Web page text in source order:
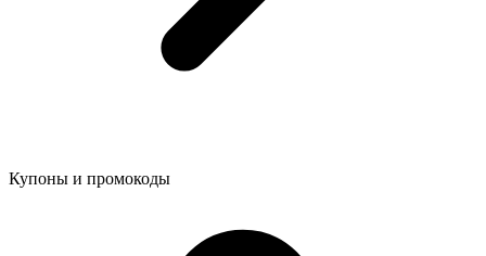
Купоны и промокоды